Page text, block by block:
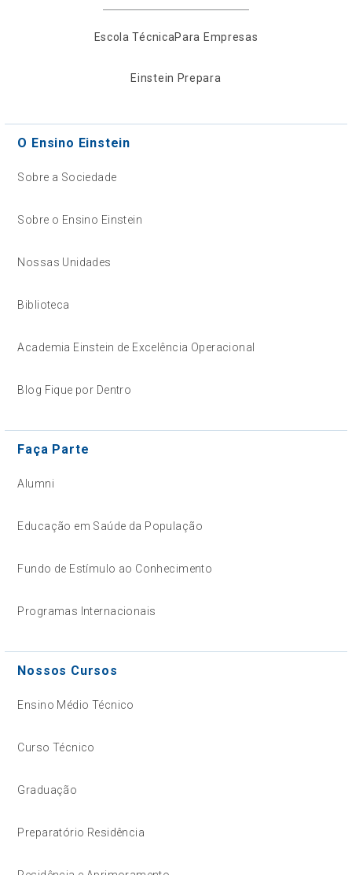
Escola TécnicaPara Empresas
Einstein Prepara
O Ensino Einstein
Sobre a Sociedade
Sobre o Ensino Einstein
Nossas Unidades
Biblioteca
Academia Einstein de Excelência Operacional
Blog Fique por Dentro
Faça Parte
Alumni
Educação em Saúde da População
Fundo de Estímulo ao Conhecimento
Programas Internacionais
Nossos Cursos
Ensino Médio Técnico
Curso Técnico
Graduação
Preparatório Residência